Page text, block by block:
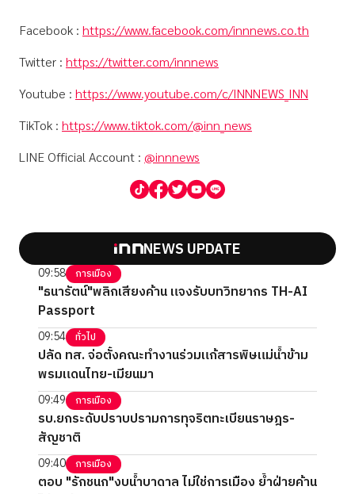
Facebook : https://www.facebook.com/innnews.co.th
Twitter : https://twitter.com/innnews
Youtube : https://www.youtube.com/c/INNNEWS_INN
TikTok : https://www.tiktok.com/@inn_news
LINE Official Account : @innnews
NEWS UPDATE
09:58 การเมือง
"ธนารัตน์"พลิกเสียงค้าน แจงรับบทวิทยากร TH-AI
Passport
09:54 ทั่วไป
ปลัด ทส. จ่อตั้งคณะทำงานร่วมแก้สารพิษแม่น้ำข้าม
พรมแดนไทย-เมียนมา
09:49 การเมือง
รบ.ยกระดับปราบปรามการทุจริตทะเบียนราษฎร-
สัญชาติ
09:40 การเมือง
ตอบ "รักชนก"งบน้ำบาดาล ไม่ใช่การเมือง ย้ำฝ่ายค้าน